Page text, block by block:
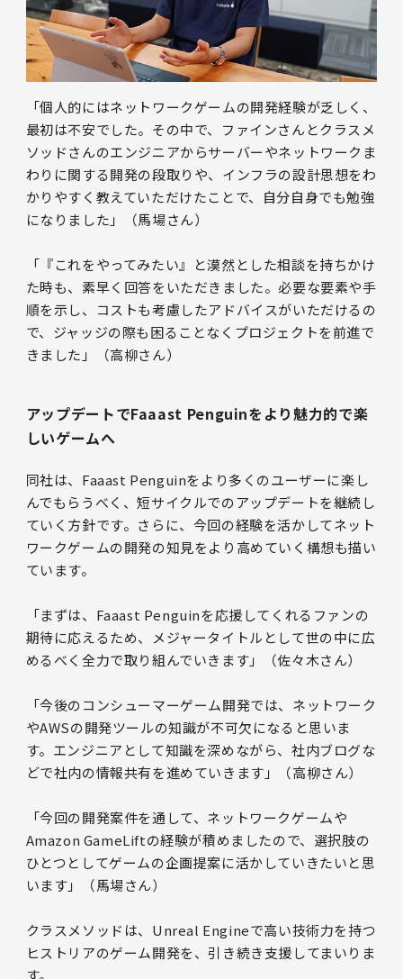
「個人的にはネットワークゲームの開発経験が乏しく、
最初は不安でした。その中で、ファインさんとクラスメ
ソッドさんのエンジニアからサーバーやネットワークま
わりに関する開発の段取りや、インフラの設計思想をわ
かりやすく教えていただけたことで、自分自身でも勉強
になりました」（馬場さん）
「『これをやってみたい』と漠然とした相談を持ちかけ
た時も、素早く回答をいただきました。必要な要素や手
順を示し、コストも考慮したアドバイスがいただけるの
で、ジャッジの際も困ることなくプロジェクトを前進で
きました」（高柳さん）
アップデートでFaaast Penguinをより魅力的で楽
しいゲームへ
同社は、Faaast Penguinをより多くのユーザーに楽し
んでもらうべく、短サイクルでのアップデートを継続し
ていく方針です。さらに、今回の経験を活かしてネット
ワークゲームの開発の知見をより高めていく構想も描い
ています。
「まずは、Faaast Penguinを応援してくれるファンの
期待に応えるため、メジャータイトルとして世の中に広
めるべく全力で取り組んでいきます」（佐々木さん）
「今後のコンシューマーゲーム開発では、ネットワーク
やAWSの開発ツールの知識が不可欠になると思いま
す。エンジニアとして知識を深めながら、社内ブログな
どで社内の情報共有を進めていきます」（高柳さん）
「今回の開発案件を通して、ネットワークゲームや
Amazon GameLiftの経験が積めましたので、選択肢の
ひとつとしてゲームの企画提案に活かしていきたいと思
います」（馬場さん）
クラスメソッドは、Unreal Engineで高い技術力を持つ
ヒストリアのゲーム開発を、引き続き支援してまいりま